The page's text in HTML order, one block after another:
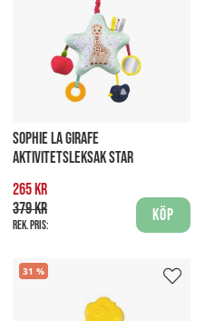
SOPHIE LA GIRAFE
AKTIVITETSLEKSAK STAR
265 kr
379 kr
Rek. pris:
Köp
31